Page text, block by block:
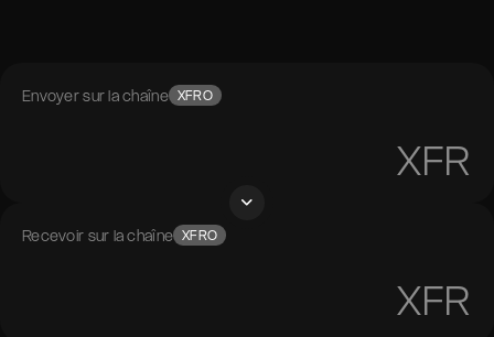
Envoyer sur la chaîne XFRO
XFR
Recevoir sur la chaîne XFRO
XFR